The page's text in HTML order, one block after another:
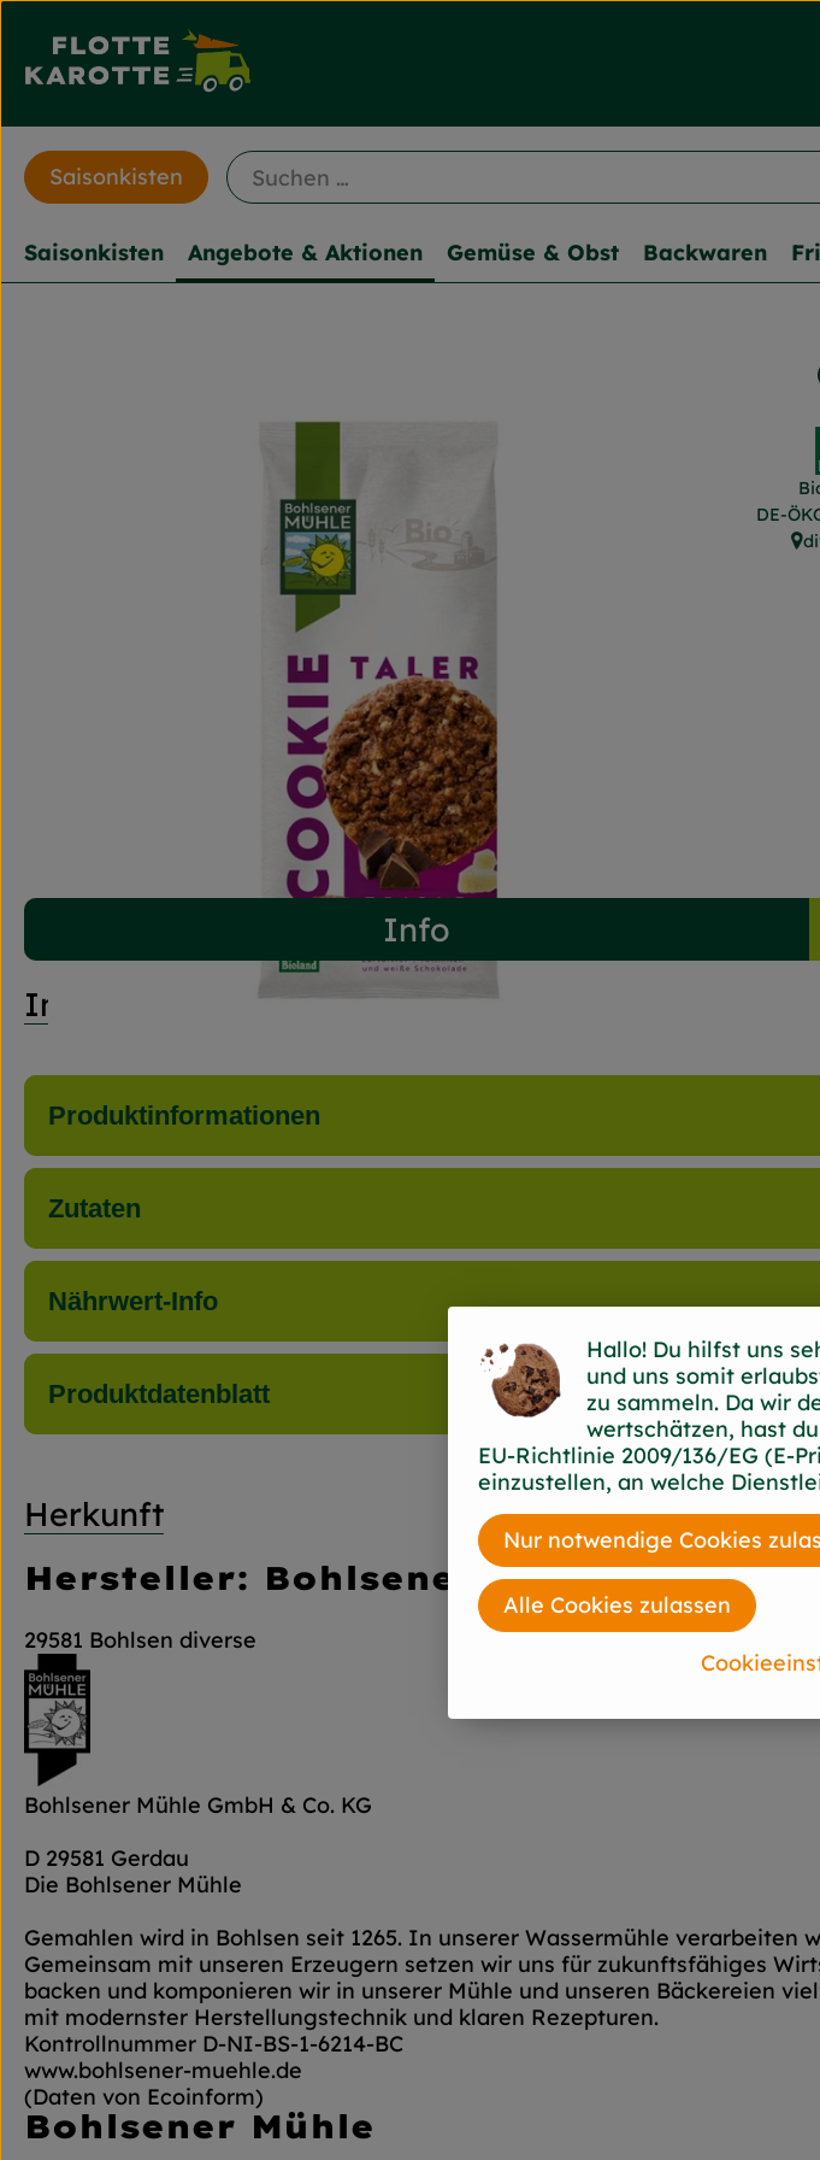
Saisonkisten
Saisonkisten Angebote & Aktionen Gemüse & Obst Backwaren
,DE-
,
Info
Info
Produktinformationen
Zutaten
Nährwert-Info
Produktdatenblatt
Herkunft
Hersteller: Bohlsener Mühle
29581 Bohlsen diverse
Bohlsener Mühle GmbH & Co. KG
D 29581 Gerdau
Die Bohlsener Mühle
Gemahlen wird in Bohlsen seit 1265. In unserer Wassermühle verarbeiten
Gemeinsam mit unseren Erzeugern setzen wir uns für zukunftsfähiges
backen und komponieren wir in unserer Mühle und unseren Bäckereien
mit modernster Herstellungstechnik und klaren Rezepturen.
Kontrollnummer D-NI-BS-1-6214-BC
www.bohlsener-muehle.de
(Daten von Ecoinform)
Bohlsener Mühle
Hallo! Du hilfst uns
und uns somit
zu sammeln. Da wir
wertschätzen, hast
EU-Richtlinie 2009/136/EG (E-
einzustellen, an welche
Nur notwendige Cookies
Alle Cookies zulassen